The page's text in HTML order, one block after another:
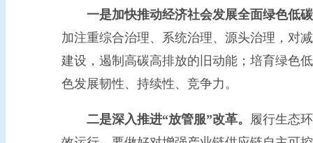
一是加快推动经济社会发展全面绿色低
加注重综合治理、系统治理、源头治理，对
建设，遏制高碳高排放的旧动能；培育绿色
色发展韧性、持续性、竞争力。
二是深入推进“放管服”改革。 履行生态